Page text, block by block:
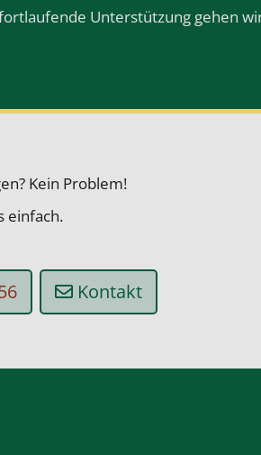
Unterstützung gehen
Kein Problem!
einfach.
Kontakt